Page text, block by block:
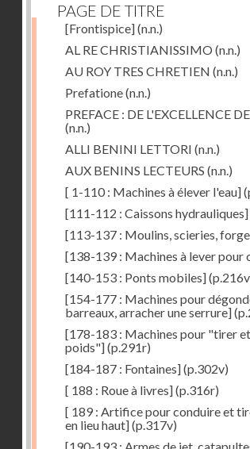
PAGE DE TITRE
[Frontispice](n.n.)
AL RE CHRISTIANISSIMO (n.n.)
AU ROY TRES CHRETIEN (n.n.)
Prefatione(n.n.)
PREFACE : DE L'EXCELLENCE
(n.n.)
ALLI BENINI LETTORI (n.n.)
AUX BENINS LECTEURS (n.n.)
[ 1-110 : Machines à élever l'eau]
[111-112 : Caissons hydrauliques]
[113-137 : Moulins, scieries,
[138-139 : Machines à lever pour
[140-153 : Ponts mobiles]
[154-177 : Machines pour
barreaux, arracher une serrure]
[178-183 : Machines pour "tirer
poids"](p.291r)
[184-187 : Fontaines](p.302v)
[ 188 : Roue à livres](p.316r)
[ 189 : Artifice pour conduire et
en lieu haut](p.317v)